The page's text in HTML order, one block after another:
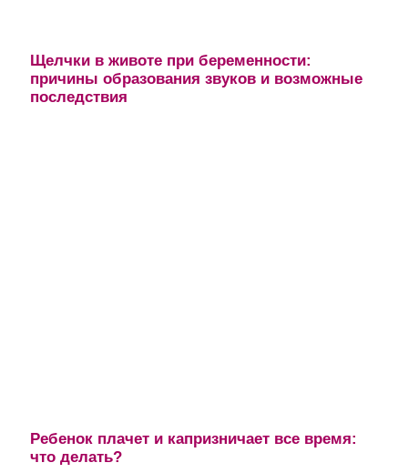
Щелчки в животе при беременности:
причины образования звуков и возможные
последствия
Ребенок плачет и капризничает все время:
что делать?